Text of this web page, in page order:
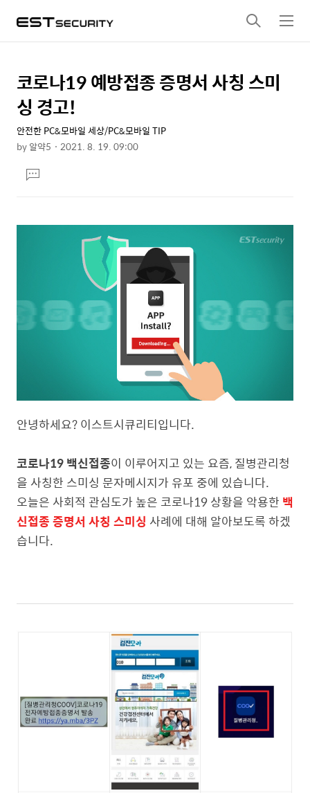
검
색
메
뉴
상
세
컨
텐
본
문
제
목
코로나19 예방접종 증명서 사칭 스미
싱 경고!
안전한 PC&모바일 세상/PC&모바일 TIP
by알약5 2021. 8. 19. 09:00
문댓
글
안녕하세요? 이스트시큐리티입니다.
코로나19 백신접종이 이루어지고 있는 요즘, 질병관리청
을 사칭한 스미싱 문자메시지가 유포 중에 있습니다.
오늘은 사회적 관심도가 높은 코로나19 상황을 악용한 백
신접종 증명서 사칭 스미싱 사례에 대해 알아보도록 하겠
습니다.